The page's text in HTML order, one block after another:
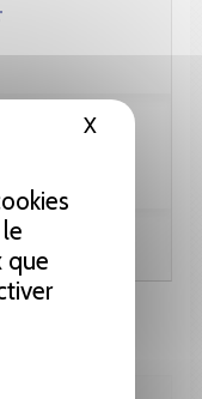
que
XMasquer